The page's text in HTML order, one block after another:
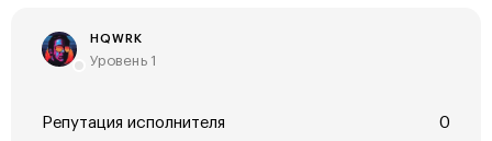
HQWRK
Уровень 1
Репутация исполнителя 0